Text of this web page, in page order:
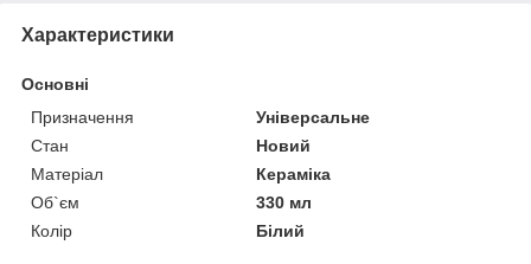
Характеристики
Основні
Призначення
Універсальне
Стан
Новий
Матеріал
Кераміка
Об`єм
330 мл
Колір
Білий